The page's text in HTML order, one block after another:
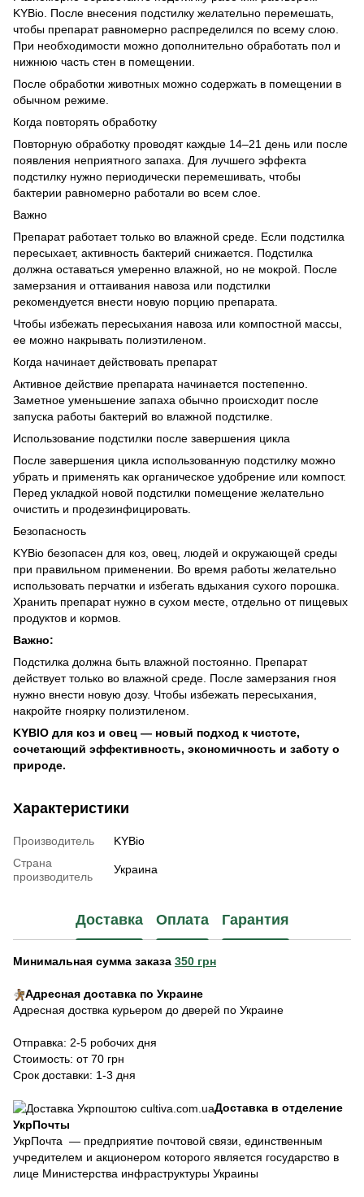
KYBio. После внесения подстилку желательно перемешать,
чтобы препарат равномерно распределился по всему слою.
При необходимости можно дополнительно обработать пол и
нижнюю часть стен в помещении.
После обработки животных можно содержать в помещении в
обычном режиме.
Когда повторять обработку
Повторную обработку проводят каждые 14–21 день или после
появления неприятного запаха. Для лучшего эффекта
подстилку нужно периодически перемешивать, чтобы
бактерии равномерно работали во всем слое.
Важно
Препарат работает только во влажной среде. Если подстилка
пересыхает, активность бактерий снижается. Подстилка
должна оставаться умеренно влажной, но не мокрой. После
замерзания и оттаивания навоза или подстилки
рекомендуется внести новую порцию препарата.
Чтобы избежать пересыхания навоза или компостной массы,
ее можно накрывать полиэтиленом.
Когда начинает действовать препарат
Активное действие препарата начинается постепенно.
Заметное уменьшение запаха обычно происходит после
запуска работы бактерий во влажной подстилке.
Использование подстилки после завершения цикла
После завершения цикла использованную подстилку можно
убрать и применять как органическое удобрение или компост.
Перед укладкой новой подстилки помещение желательно
очистить и продезинфицировать.
Безопасность
KYBio безопасен для коз, овец, людей и окружающей среды
при правильном применении. Во время работы желательно
использовать перчатки и избегать вдыхания сухого порошка.
Хранить препарат нужно в сухом месте, отдельно от пищевых
продуктов и кормов.
Важно:
Подстилка должна быть влажной постоянно. Препарат
действует только во влажной среде. После замерзания гноя
нужно внести новую дозу. Чтобы избежать пересыхания,
накройте гноярку полиэтиленом.
KYBIO для коз и овец — новый подход к чистоте,
сочетающий эффективность, экономичность и заботу о
природе.
Характеристики
Производитель
KYBio
Страна
производитель
Украина
Доставка Оплата Гарантия
Минимальная сумма заказа 350 грн
Адресная доставка по Украине
Адресная доствка курьером до дверей по Украине
Отправка: 2-5 робочих дня
Стоимость: от 70 грн
Срок доставки: 1-3 дня
Доставка в отделение
УкрПочты
УкрПочта — предприятие почтовой связи, единственным
учредителем и акционером которого является государство в
лице Министерства инфраструктуры Украины